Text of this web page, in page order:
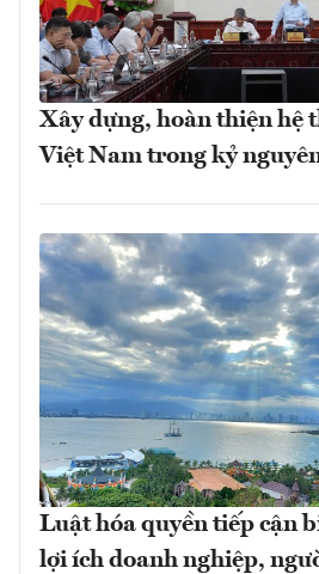
Xây dựng, hoàn thiện hệ
Việt Nam trong kỷ
Luật hóa quyền tiếp cận
lợi ích doanh nghiệp,